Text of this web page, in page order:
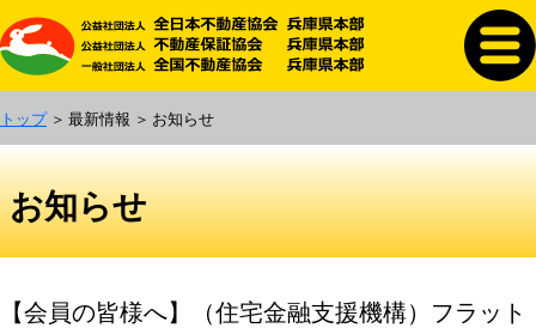
トップ 最新情報 お知らせ
お知らせ
【会員の皆様へ】（住宅金融支援機構）フラット